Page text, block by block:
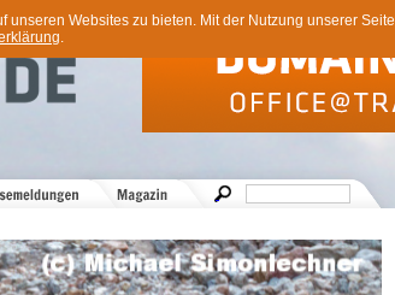
Websites zu bieten. Mit der Nutzung unserer
.